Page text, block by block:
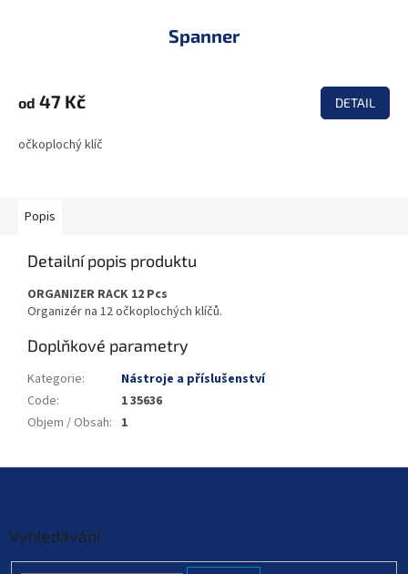
Spanner
od 47 Kč DETAIL
očkoplochý klíč
Popis
Detailní popis produktu
ORGANIZER RACK 12 Pcs
Organizér na 12 očkoplochých klíčů.
Doplňkové parametry
Kategorie:
Nástroje a příslušenství
Code:
1 35636
Objem / Obsah: 1
Vyhledávání